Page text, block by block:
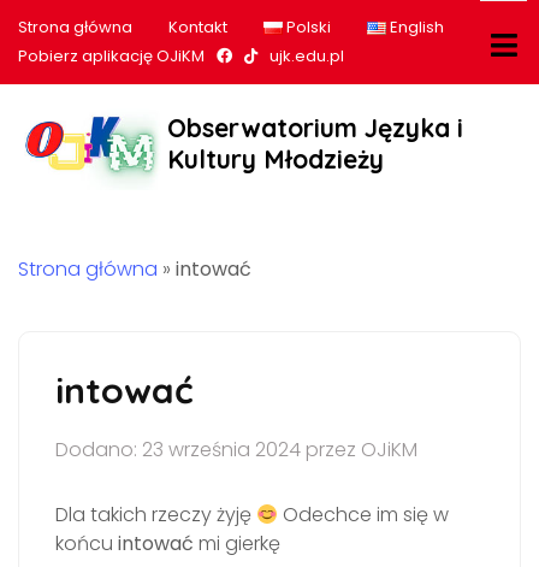
Strona główna Kontakt Polski
English
Pobierz aplikację OJiKM
Nasz profil na Facebook
Nasz profil na tiktok
ujk.edu.pl
Obserwatorium Języka i
Kultury Młodzieży
Strona główna » intować
intować
Dodano: 23 września 2024 przez OJiKM
Dla takich rzeczy żyję
Odechce im się w
końcu intować mi gierkę